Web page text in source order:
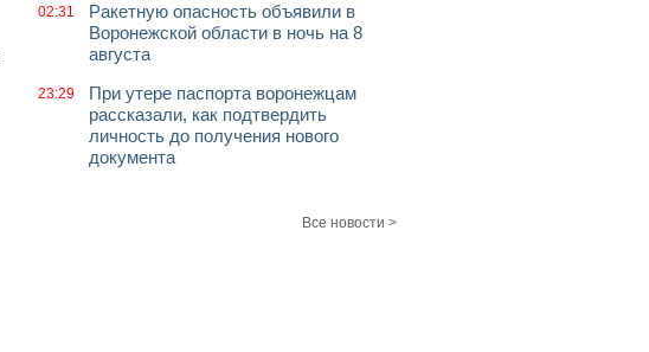
02:31
Ракетную опасность объявили в
Воронежской области в ночь на 8
августа
23:29
При утере паспорта воронежцам
рассказали, как подтвердить
личность до получения нового
документа
Все новости >